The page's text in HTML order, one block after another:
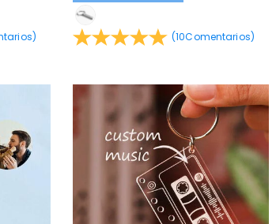
) (10Comentarios)